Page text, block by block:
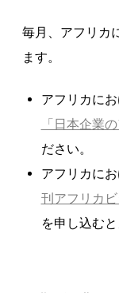
毎月、アフリカ
ます。
アフリカに
「日本企業
ださい。
アフリカに
刊アフリカ
を申し込む